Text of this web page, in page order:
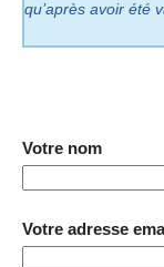
qu’après avoir été
Votre nom
Votre adresse